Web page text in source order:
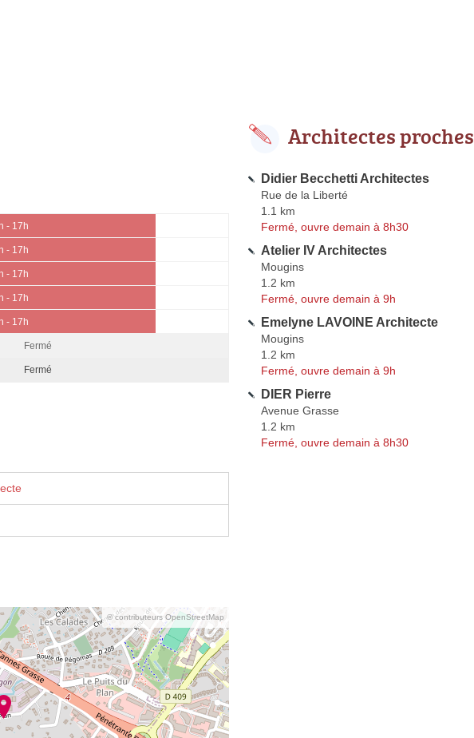
- 17h
- 17h
- 17h
- 17h
- 17h
Fermé
Fermé
© contributeurs OpenStreetMap
Architectes proches
Didier Becchetti Architectes
Rue de la Liberté
1.1 km
Fermé, ouvre demain à 8h30
Atelier IV Architectes
Mougins
1.2 km
Fermé, ouvre demain à 9h
Emelyne LAVOINE Architecte
Mougins
1.2 km
Fermé, ouvre demain à 9h
DIER Pierre
Avenue Grasse
1.2 km
Fermé, ouvre demain à 8h30